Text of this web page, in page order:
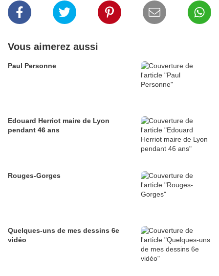
Vous aimerez aussi
Paul Personne
Edouard Herriot maire de Lyon
pendant 46 ans
Rouges-Gorges
Quelques-uns de mes dessins 6e
vidéo